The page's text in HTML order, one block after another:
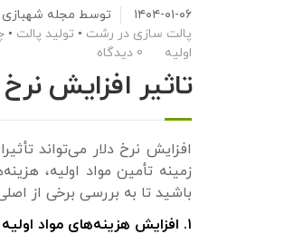
۱۴۰۴-۰۱-۰۶ توسط مجله شهبازی
پالت سازی در رشت • تولید پالت •
اولیه
0 دیدگاه
تاثیر افزایش
افزایش نرخ دلار می‌تواند
زمینه تأمین مواد اولیه،
باشید تا به بررسی برخی از
۱. افزایش هزینه‌های مواد اولیه